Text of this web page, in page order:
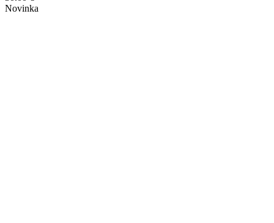
Novinka